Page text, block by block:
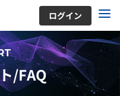
ログイン
/FAQ